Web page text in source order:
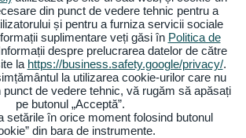
Sprijin
Politica de
Termeni și
condiții
Accesibilitate
Gestionarea cookie-urilor
din punct de vedere tehnic pentru a
și pentru a furniza servicii sociale
suplimentare veți găsi în Politica de
despre prelucrarea datelor de către
la https://business.safety.google/privacy/.
la utilizarea cookie-urilor care nu
de vedere tehnic, vă rugăm să apăsați
pe butonul „Acceptă”.
setările în orice moment folosind butonul
din bara de instrumente.